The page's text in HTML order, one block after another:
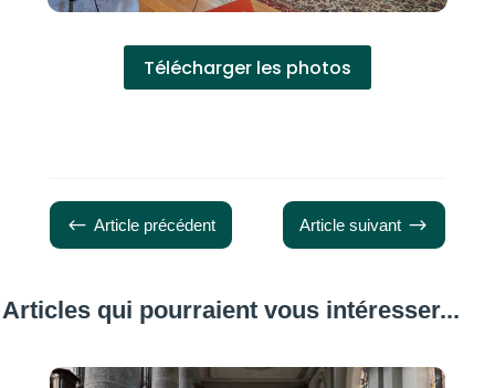
Télécharger les photos
# Article précédent Article suivant $
Articles qui pourraient vous intéresser...